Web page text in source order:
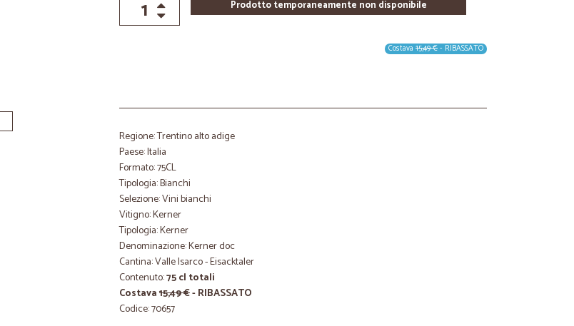
Prodotto temporaneamente non disponibile
Costava 15,49 €- RIBASSATO
Regione: Trentino alto adige
Paese: Italia
Formato: 75CL
Tipologia: Bianchi
Selezione: Vini bianchi
Vitigno: Kerner
Tipologia: Kerner
Denominazione: Kerner doc
Cantina: Valle Isarco - Eisacktaler
Contenuto:75 cl totali
Costava15,49 €- RIBASSATO
Codice: 70657